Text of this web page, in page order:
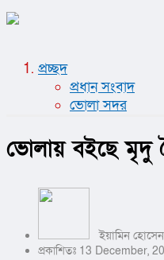
প্রচ্ছদ
প্রধান সংবাদ
ভোলা সদর
ভোলায় বইছে মৃদু
ইয়ামিন হোসেন
প্রকাশিতঃ 13 December,